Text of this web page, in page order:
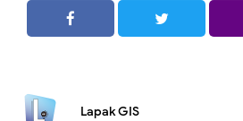
Lapak GIS